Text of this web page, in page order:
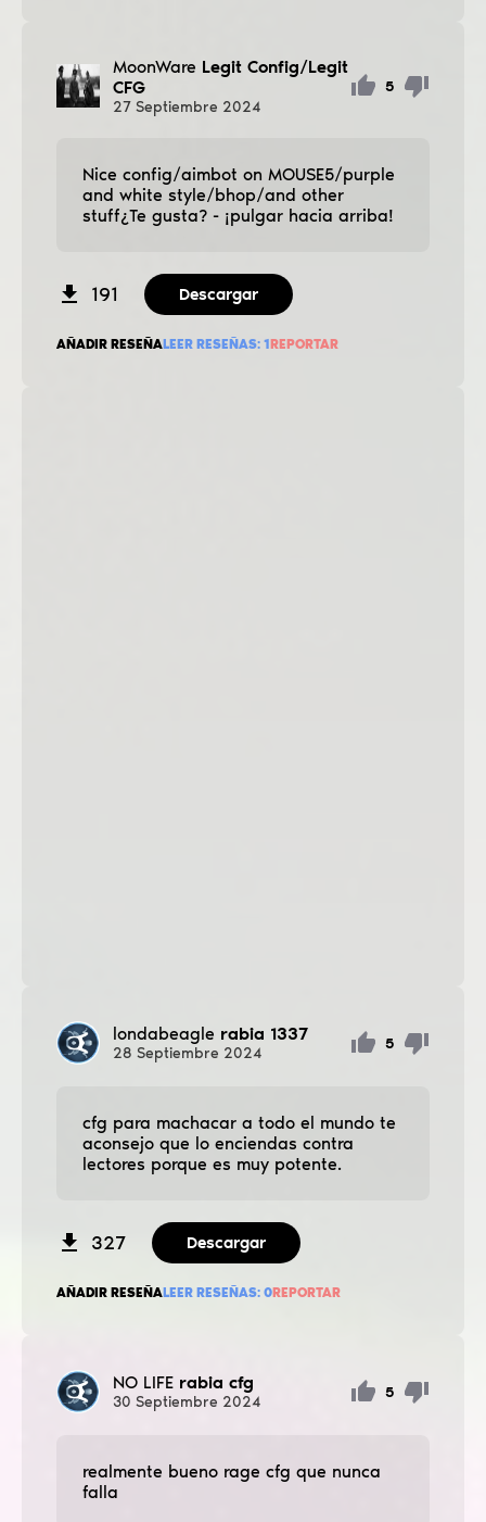
MoonWare Legit Config/Legit
CFG
27 Septiembre 2024
5
Nice config/aimbot on MOUSE5/purple
and white style/bhop/and other
stuff¿Te gusta? - ¡pulgar hacia arriba!
191 Descargar
AÑADIR RESEÑALEER RESEÑAS: 1REPORTAR
londabeagle rabia 1337
28 Septiembre 2024
5
cfg para machacar a todo el mundo te
aconsejo que lo enciendas contra
lectores porque es muy potente.
327 Descargar
AÑADIR RESEÑALEER RESEÑAS: 0REPORTAR
NO LIFE rabia cfg
30 Septiembre 2024
5
realmente bueno rage cfg que nunca
falla